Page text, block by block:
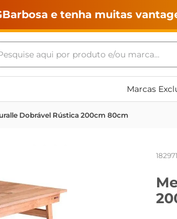
e tenha muitas
aqui por produto e/ou marca...
Marcas
Dobrável Rústica 200cm 80cm
Termos mais buscados
maquina lavar
cerveja
frango